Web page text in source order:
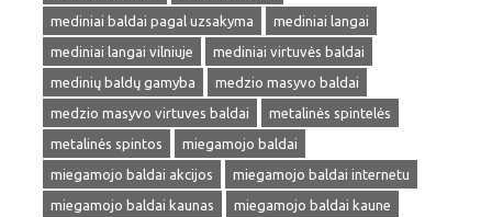
mediniai baldai pagal uzsakyma
mediniai langai
mediniai langai vilniuje
mediniai virtuvės baldai
medinių baldų gamyba
medzio masyvo baldai
medzio masyvo virtuves baldai
metalinės spintelės
metalinės spintos
miegamojo baldai
miegamojo baldai akcijos
miegamojo baldai internetu
miegamojo baldai kaunas
miegamojo baldai kaune